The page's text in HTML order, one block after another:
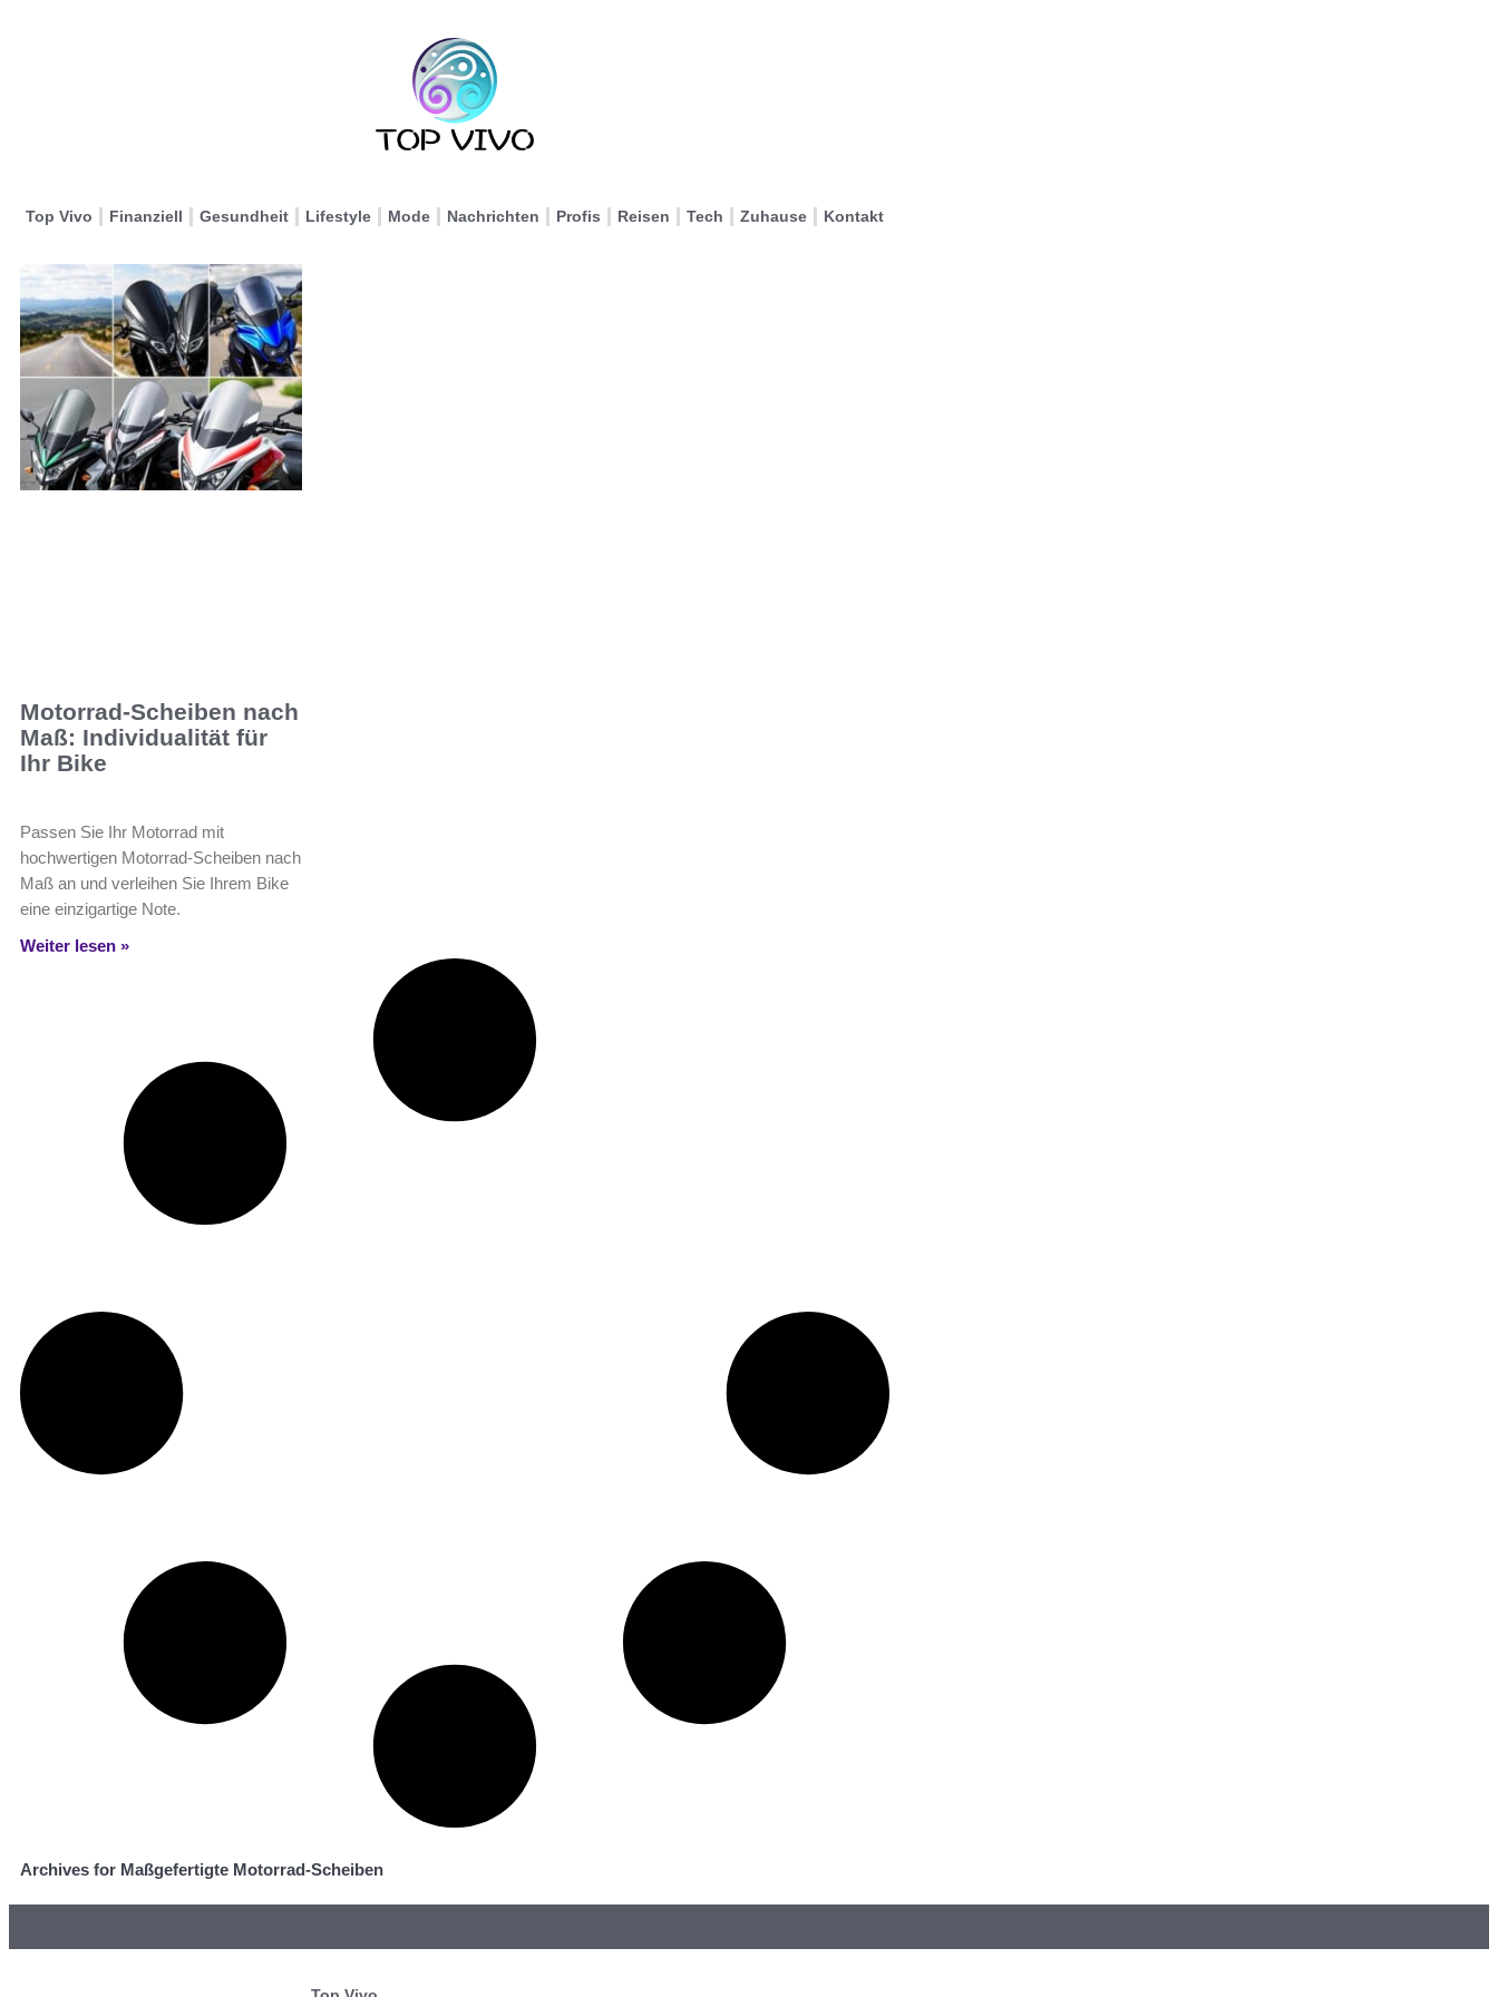
Top Vivo Finanziell Gesundheit Lifestyle Mode Nachrichten Profis Reisen Tech Zuhause Kontakt
Motorrad-Scheiben nach
Maß: Individualität für
Ihr Bike
Passen Sie Ihr Motorrad mit
hochwertigen Motorrad-Scheiben nach
Maß an und verleihen Sie Ihrem Bike
eine einzigartige Note.
Weiter lesen »
Archives for Maßgefertigte Motorrad-Scheiben